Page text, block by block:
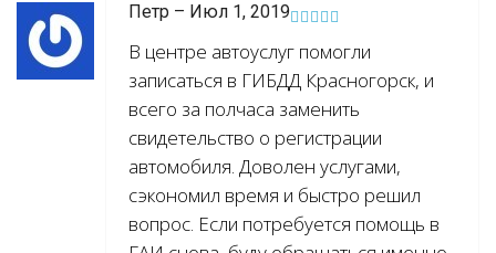
Петр – Июл 1, 2019
В центре автоуслуг помогли
записаться в ГИБДД Красногорск, и
всего за полчаса заменить
свидетельство о регистрации
автомобиля. Доволен услугами,
сэкономил время и быстро решил
вопрос. Если потребуется помощь в